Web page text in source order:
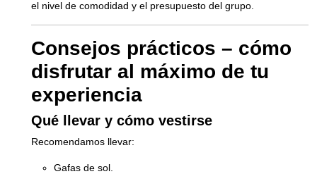
el nivel de comodidad y el presupuesto del grupo.
Consejos prácticos – cómo
disfrutar al máximo de tu
experiencia
Qué llevar y cómo vestirse
Recomendamos llevar:
Gafas de sol.